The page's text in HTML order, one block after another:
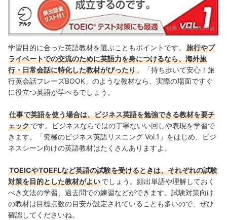
出典：amazon.co.jp
学習目的に合った英語教材を選ぶこともポイントです。
旅行やプ
ライベートでの交流のために英語力を身につけるなら、海外旅
行・日常会話に特化した教材がぴったり。「持ち歩いて安心！旅
行英会話フレーズBOOK」のような教材なら、実際の場面ですぐ
に役立つ英語が学べるでしょう。
仕事で英語を使う場合は、ビジネス英語を勉強できる教材を要チ
ェックです。ビジネスならではの丁寧ないい回しや表現を学習で
きます。「究極のビジネス英語リスニング Vol.1」をはじめ、ビジ
ネスシーン向けの英語教材はたくさんありますよ。
TOEICやTOEFLなど英語の試験を受けるときは、それぞれの試験
対策を目的とした教材がよいでしょう。頻出単語や理解しておく
べき文法の学習、過去問での練習などができます。試験対策向け
の教材は目標点数の目安が設定されていることも多いので、ぜひ
確認してくださいね。